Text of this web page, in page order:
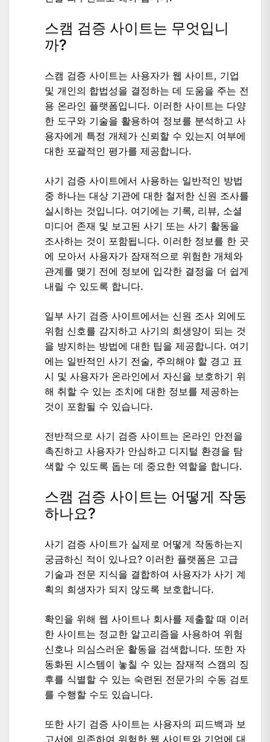
스캠 검증 사이트는 무엇입니
까?
스캠 검증 사이트는 사용자가 웹 사이트, 기업
및 개인의 합법성을 결정하는 데 도움을 주는 전
용 온라인 플랫폼입니다. 이러한 사이트는 다양
한 도구와 기술을 활용하여 정보를 분석하고 사
용자에게 특정 개체가 신뢰할 수 있는지 여부에
대한 포괄적인 평가를 제공합니다.
사기 검증 사이트에서 사용하는 일반적인 방법
중 하나는 대상 기관에 대한 철저한 신원 조사를
실시하는 것입니다. 여기에는 기록, 리뷰, 소셜
미디어 존재 및 보고된 사기 또는 사기 활동을
조사하는 것이 포함됩니다. 이러한 정보를 한 곳
에 모아서 사용자가 잠재적으로 위험한 개체와
관계를 맺기 전에 정보에 입각한 결정을 더 쉽게
내릴 수 있도록 합니다.
일부 사기 검증 사이트에서는 신원 조사 외에도
위험 신호를 감지하고 사기의 희생양이 되는 것
을 방지하는 방법에 대한 팁을 제공합니다. 여기
에는 일반적인 사기 전술, 주의해야 할 경고 표
시 및 사용자가 온라인에서 자신을 보호하기 위
해 취할 수 있는 조치에 대한 정보를 제공하는
것이 포함될 수 있습니다.
전반적으로 사기 검증 사이트는 온라인 안전을
촉진하고 사용자가 안심하고 디지털 환경을 탐
색할 수 있도록 돕는 데 중요한 역할을 합니다.
스캠 검증 사이트는 어떻게 작동
하나요?
사기 검증 사이트가 실제로 어떻게 작동하는지
궁금하신 적이 있나요? 이러한 플랫폼은 고급
기술과 전문 지식을 결합하여 사용자가 사기 계
획의 희생자가 되지 않도록 보호합니다.
확인을 위해 웹 사이트나 회사를 제출할 때 이러
한 사이트는 정교한 알고리즘을 사용하여 위험
신호나 의심스러운 활동을 검색합니다. 또한 자
동화된 시스템이 놓칠 수 있는 잠재적 스캠의 징
후를 식별할 수 있는 숙련된 전문가의 수동 검토
를 수행할 수도 있습니다.
또한 사기 검증 사이트는 사용자의 피드백과 보
고서에 의존하여 위험한 웹 사이트와 기업에 대